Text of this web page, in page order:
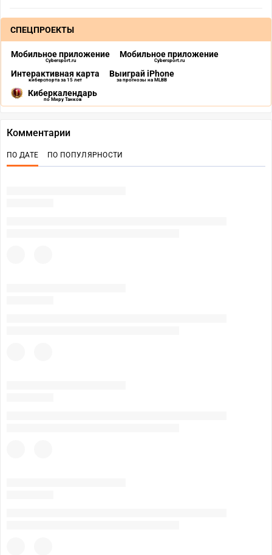
СПЕЦПРОЕКТЫ
Мобильное приложение
Cybersport.ru
Мобильное приложение
Cybersport.ru
Интерактивная карта
киберспорта за 15 лет
Выиграй iPhone
за прогнозы на MLBB
Киберкалендарь
по Миру Танков
Комментарии
ПО ДАТЕ ПО ПОПУЛЯРНОСТИ